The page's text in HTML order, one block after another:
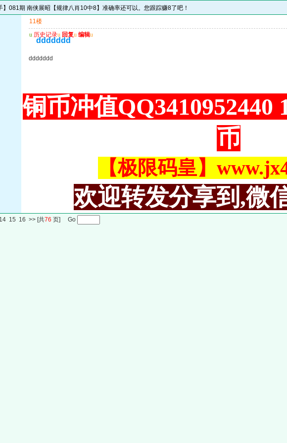
】081期 南侠展昭【规律八肖10中8】准确率还可以。您跟踪赚8了吧！
11楼
u 历史记录u 回复u 编辑u
ddddddd
ddddddd
铜币冲值QQ3410952440
币
【极限码皇】
欢迎转发分享到,微
14 15 16 >> [共76 页] Go